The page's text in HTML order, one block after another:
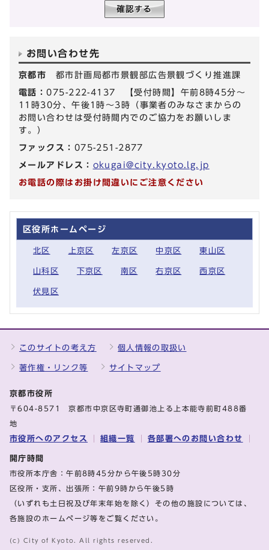
お問い合わせ先
京都市 都市計画局都市景観部広告景観づくり推進課
電話：075-222-4137 【受付時間】午前8時45分～
11時30分、午後1時～3時（事業者のみなさまからの
お問い合わせは受付時間内でのご協力をお願いしま
す。）
ファックス： 075-251-2877
メールアドレス： okugai@city.kyoto.lg.jp
お電話の際はお掛け間違いにご注意ください
区役所ホームページ
北区 上京区 左京区 中京区 東山区
山科区 下京区 南区 右京区 西京区
伏見区
このサイトの考え方 個人情報の取扱い
著作権・リンク等 サイトマップ
京都市役所
〒604-8571 京都市中京区寺町通御池上る上本能寺前町488番
地
市役所へのアクセス 組織一覧 各部署へのお問い合わせ
開庁時間
市役所本庁舎：午前8時45分から午後5時30分
区役所・支所、出張所：午前9時から午後5時
（いずれも土日祝及び年末年始を除く）その他の施設については、
各施設のホームページ等をご覧ください。
(c) City of Kyoto. All rights reserved.